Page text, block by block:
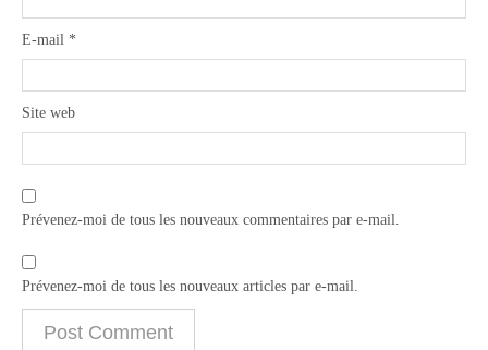
E-mail *
Site web
Prévenez-moi de tous les nouveaux commentaires par e-mail.
Prévenez-moi de tous les nouveaux articles par e-mail.